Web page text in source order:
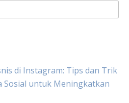
di Instagram: Tips dan Trik
Sosial untuk Meningkatkan